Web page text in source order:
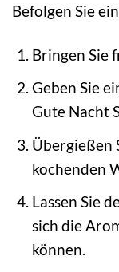
Befolgen Sie
Bringen Sie
Geben Sie
Gute Nacht
Übergießen
kochenden
Lassen Sie
sich die
können.